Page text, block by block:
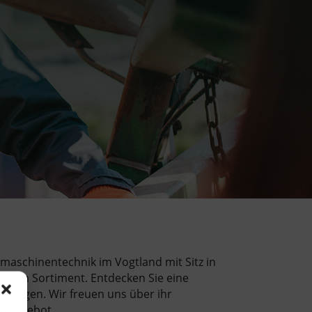
im Vogtland mit Sitz in
Sortiment. Entdecken Sie eine
Wir freuen uns über ihr